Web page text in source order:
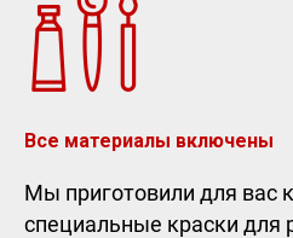
Все материалы включены
Мы приготовили для вас
специальные краски для